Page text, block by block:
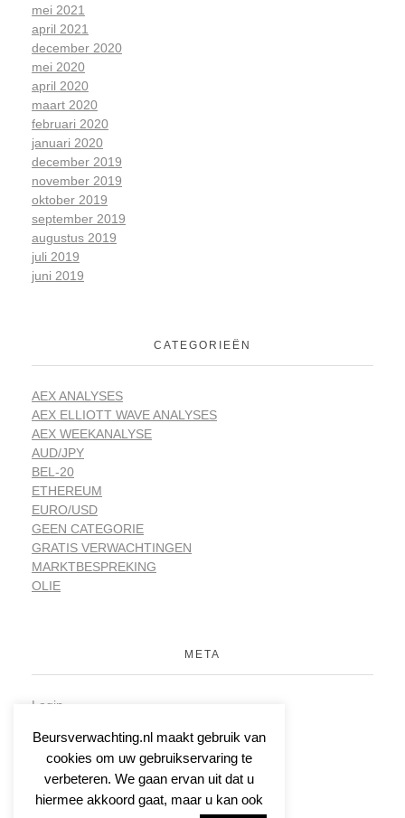
mei 2021
april 2021
december 2020
mei 2020
april 2020
maart 2020
februari 2020
januari 2020
december 2019
november 2019
oktober 2019
september 2019
augustus 2019
juli 2019
juni 2019
CATEGORIEËN
AEX ANALYSES
AEX ELLIOTT WAVE ANALYSES
AEX WEEKANALYSE
AUD/JPY
BEL-20
ETHEREUM
EURO/USD
GEEN CATEGORIE
GRATIS VERWACHTINGEN
MARKTBESPREKING
OLIE
META
Login
Reacties feed
WordPress.org
Beursverwachting.nl maakt gebruik van
cookies om uw gebruikservaring te
verbeteren. We gaan ervan uit dat u
hiermee akkoord gaat, maar u kan ook